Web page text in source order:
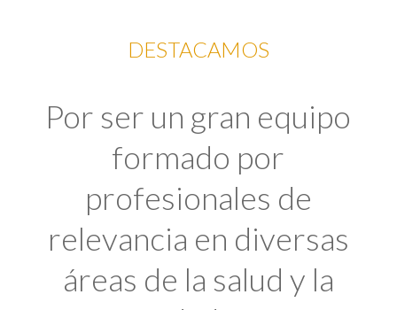
DESTACAMOS
Por ser un gran equipo
formado por
profesionales de
relevancia en diversas
áreas de la salud y la